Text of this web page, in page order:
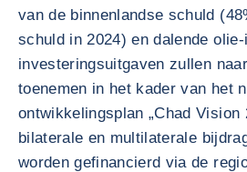
van de binnenlandse schuld
schuld in 2024) en dalende
investeringsuitgaven zullen
toenemen in het kader van het
ontwikkelingsplan „Chad Vision
bilaterale en multilaterale
worden gefinancierd via de